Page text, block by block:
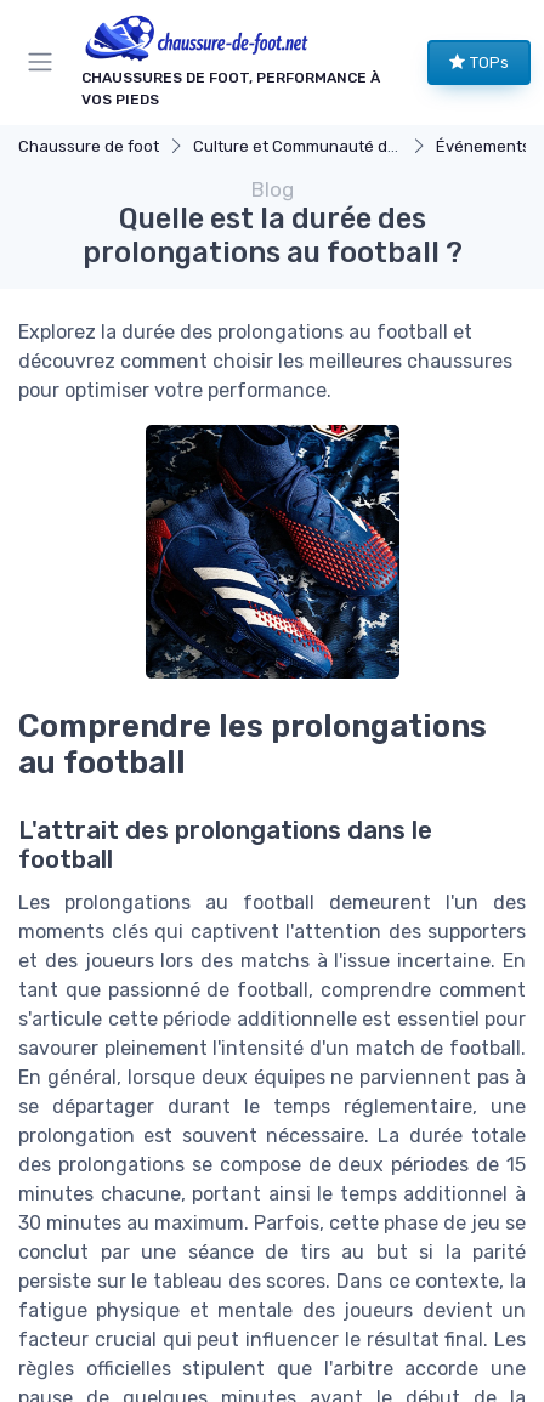
CHAUSSURES DE FOOT, PERFORMANCE À
VOS PIEDS
TOPs
Chaussure de foot Culture et Communauté du Football Événements
Blog
Quelle est la durée des
prolongations au football ?
Explorez la durée des prolongations au football et
découvrez comment choisir les meilleures chaussures
pour optimiser votre performance.
Comprendre les prolongations
au football
L'attrait des prolongations dans le
football
Les prolongations au football demeurent l'un des
moments clés qui captivent l'attention des supporters
et des joueurs lors des matchs à l'issue incertaine. En
tant que passionné de football, comprendre comment
s'articule cette période additionnelle est essentiel pour
savourer pleinement l'intensité d'un match de football.
En général, lorsque deux équipes ne parviennent pas à
se départager durant le temps réglementaire, une
prolongation est souvent nécessaire. La durée totale
des prolongations se compose de deux périodes de 15
minutes chacune, portant ainsi le temps additionnel à
30 minutes au maximum. Parfois, cette phase de jeu se
conclut par une séance de tirs au but si la parité
persiste sur le tableau des scores. Dans ce contexte, la
fatigue physique et mentale des joueurs devient un
facteur crucial qui peut influencer le résultat final. Les
règles officielles stipulent que l'arbitre accorde une
Panneau de gestion des cookies